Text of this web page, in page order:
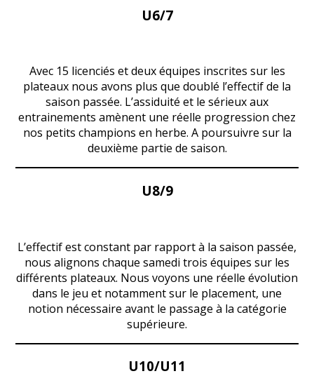
U6/7
Avec 15 licenciés et deux équipes inscrites sur les
plateaux nous avons plus que doublé l’effectif de la
saison passée. L’assiduité et le sérieux aux
entrainements amènent une réelle progression chez
nos petits champions en herbe. A poursuivre sur la
deuxième partie de saison.
U8/9
L’effectif est constant par rapport à la saison passée,
nous alignons chaque samedi trois équipes sur les
différents plateaux. Nous voyons une réelle évolution
dans le jeu et notamment sur le placement, une
notion nécessaire avant le passage à la catégorie
supérieure.
U10/U11